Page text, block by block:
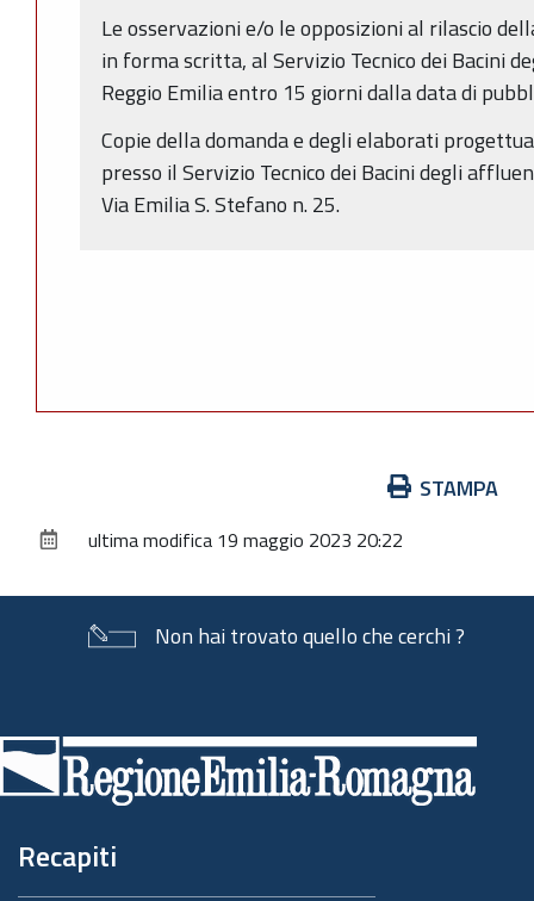
Le osservazioni e/o le opposizioni al rilascio
in forma scritta, al Servizio Tecnico dei Bacini
Reggio Emilia entro 15 giorni dalla data di
Copie della domanda e degli elaborati
presso il Servizio Tecnico dei Bacini degli
Via Emilia S. Stefano n. 25.
documento
STAMPA
ultima modifica 19 maggio 2023 20:22
Non hai trovato quello che cerchi ?
di
pagina
Recapiti